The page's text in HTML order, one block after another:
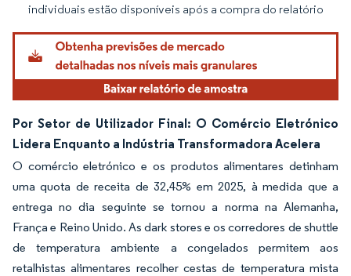
individuais estão disponíveis após a compra do relatório
Por Setor de Utilizador Final: O Comércio Eletrónico
Lidera Enquanto a Indústria Transformadora Acelera
O comércio eletrónico e os produtos alimentares detinham
uma quota de receita de 32,45% em 2025, à medida que a
entrega no dia seguinte se tornou a norma na Alemanha,
França e Reino Unido. As dark stores e os corredores de shuttle
de temperatura ambiente a congelados permitem aos
retalhistas alimentares recolher cestas de temperatura mista